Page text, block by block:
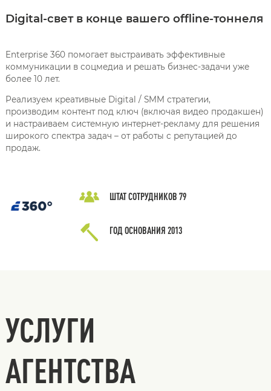
Digital-свет в конце вашего offline-тоннеля
Enterprise 360 помогает выстраивать эффективные
коммуникации в соцмедиа и решать бизнес-задачи уже
более 10 лет.
Реализуем креативные Digital / SMM стратегии,
производим контент под ключ (включая видео продакшен)
и настраиваем системную интернет-рекламу для решения
широкого спектра задач – от работы с репутацией до
продаж.
ШТАТ СОТРУДНИКОВ 79
ГОД ОСНОВАНИЯ 2013
УСЛУГИ
АГЕНТСТВА